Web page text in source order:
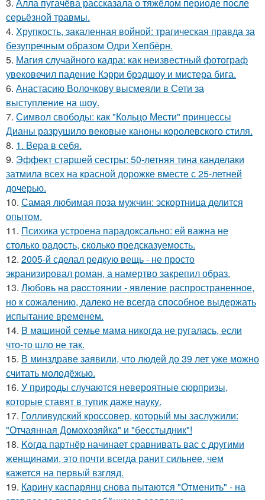
серьёзной травмы.
4. Хрупкость, закаленная войной: трагическая правда за
безупречным образом Одри Хепбёрн.
5. Магия случайного кадра: как неизвестный фотограф
увековечил падение Кэрри брэдшоу и мистера бига.
6. Анастасию Волочкову высмеяли в Сети за
выступление на шоу.
7. Символ свободы: как "Кольцо Мести" принцессы
Дианы разрушило вековые каноны королевского стиля.
8. 1. Bеpa в себя.
9. Эффект старшей сестры: 50-летняя тина канделаки
затмила всех на красной дорожке вместе с 25-летней
дочерью.
10. Самая любимая поза мужчин: эскортница делится
опытом.
11. Психика устроена парадоксально: ей важна не
столько радость, сколько предсказуемость.
12. 2005-й сделал редкую вещь - не просто
экранизировал роман, а намертво закрепил образ.
13. Любовь нa pacстоянии - явление распространенное,
но к сожалению, далеко не всегда способное выдержать
испытание временем.
14. B мaшиной семье мама никогда не ругалась, если
что-то шло не так.
15. В минздраве заявили, что людей до 39 лет уже можно
считать молодёжью.
16. У природы случаются невероятные сюрпризы,
которые ставят в тупик даже науку.
17. Голливудский кроссовер, который мы заслужили:
"Отчаянная Домохозяйка" и "бесстыдник"!
18. Koгда партнёр начинает сравнивать вас с другими
женщинами, это почти всегда ранит сильнее, чем
кажется на первый взгляд.
19. Карину каспарянц снова пытаются "Отменить" - на